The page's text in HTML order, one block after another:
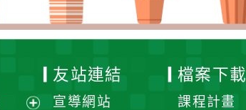
友站連結
宣導網站
檔案下載
課程計畫